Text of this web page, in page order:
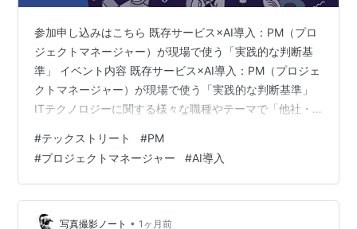
参加申し込みはこちら 既存サービス×AI導入：PM（プロ
ジェクトマネージャー）が現場で使う「実践的な判断基
準」 イベント内容 既存サービス×AI導入：PM（プロジェ
クトマネージャー）が現場で使う「実践的な判断基準」
ITテクノロジーに関する様々な職種やテーマで「他社・
ニティ恒例の事例・知見共有勉強会。 生成AIの普及に伴
い、新規開発だけでなく「既存のプロダクトやサービ
ス」へAIをどう組み込むかが多くの企業で課題となって
います。そこで本イベントでは、「既存サービスに対し
て、PMはどのようにAIの適用可能性を評価し、導入を判
#テックストリート #PM
#プロジェクトマネージャー #AI導入
写真撮影ノート • 1ヶ月前